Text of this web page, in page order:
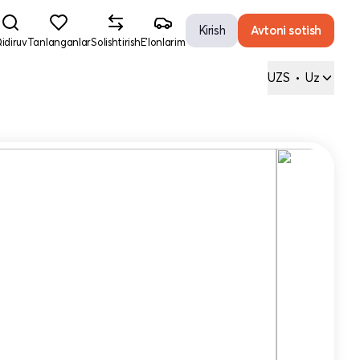
TanlanganlarSolishtirishE'lonlarim
Kirish Avtoni sotish
UZS • Uz